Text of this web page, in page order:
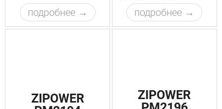
подробнее подробнее
ZIPOWER
ZIPOWER